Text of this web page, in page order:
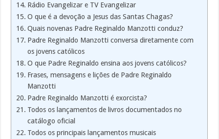
Rádio Evangelizar e TV Evangelizar
O que é a devoção a Jesus das Santas Chagas?
Quais novenas Padre Reginaldo Manzotti conduz?
Padre Reginaldo Manzotti conversa diretamente com
os jovens católicos
O que Padre Reginaldo ensina aos jovens católicos?
Frases, mensagens e lições de Padre Reginaldo
Manzotti
Padre Reginaldo Manzotti é exorcista?
Todos os lançamentos de livros documentados no
catálogo oficial
Todos os principais lançamentos musicais